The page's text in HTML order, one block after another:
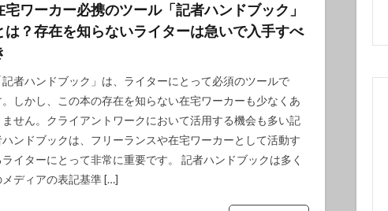
宅ワーカー必携のツール「記者ハンドブック」
は？存在を知らないライターは急いで入手すべ
記者ハンドブック」は、ライターにとって必須のツールで
。しかし、この本の存在を知らない在宅ワーカーも少なくあ
ません。クライアントワークにおいて活用する機会も多い記
ハンドブックは、フリーランスや在宅ワーカーとして活動す
ライターにとって非常に重要です。 記者ハンドブックは多く
メディアの表記基準 […]